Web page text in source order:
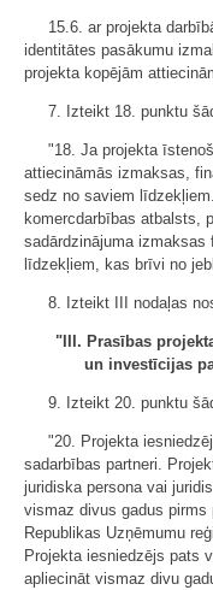
15.6. ar projekta
identitātes pasākumu
projekta kopējām
7. Izteikt 18. punktu
"18. Ja projekta
attiecināmās izmaksas,
sedz no saviem
komercdarbības atbalsts,
sadārdzinājuma izmaksas
līdzekļiem, kas brīvi no
8. Izteikt III nodaļas
"III. Prasības
un investīcijas
9. Izteikt 20. punktu
"20. Projekta
sadarbības partneri.
juridiska persona vai
vismaz divus gadus pirms
Republikas Uzņēmumu
Projekta iesniedzējs pats
apliecināt vismaz divu